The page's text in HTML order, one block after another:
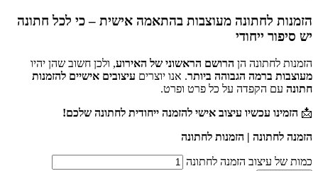
הזמנות לחתונה מעוצבות בהתאמה אישית – כי לכל חתונה
יש סיפור ייחודי
הזמנות לחתונה הן הרושם הראשוני של האירוע, ולכן חשוב שהן יהיו
מעוצבות ברמה הגבוהה ביותר. אנו יוצרים עיצובים אישיים להזמנות
חתונה עם הקפדה על כל פרט ופרט.
📩 הזמינו עכשיו עיצוב אישי להזמנה ייחודית לחתונה שלכם!
הזמנה לחתונה | הזמנות לחתונה
כמות של עיצוב הזמנה לחתונה